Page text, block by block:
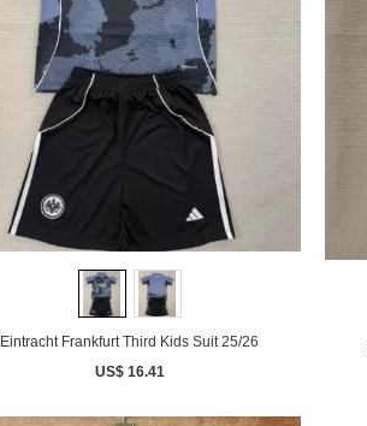
Eintracht Frankfurt Third Kids Suit 25/26
US$ 16.41